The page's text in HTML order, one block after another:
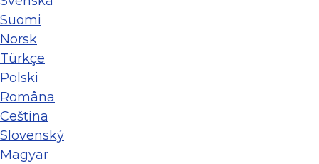
Suomi
Norsk
Türkçe
Polski
Româna
Ceština
Slovenský
Magyar